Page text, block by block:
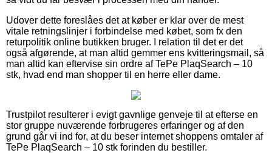
Udover dette foreslåes det at køber er klar over de mest
vitale retningslinjer i forbindelse med købet, som fx den
returpolitik online butikken bruger. I relation til det er det
også afgørende, at man altid gemmer ens kvitteringsmail, så
man altid kan eftervise sin ordre af TePe PlaqSearch – 10
stk, hvad end man shopper til en herre eller dame.
Trustpilot resulterer i evigt gavnlige genveje til at efterse en
stor gruppe nuværende forbrugeres erfaringer og af den
grund går vi ind for, at du beser internet shoppens omtaler af
TePe PlaqSearch – 10 stk forinden du bestiller.